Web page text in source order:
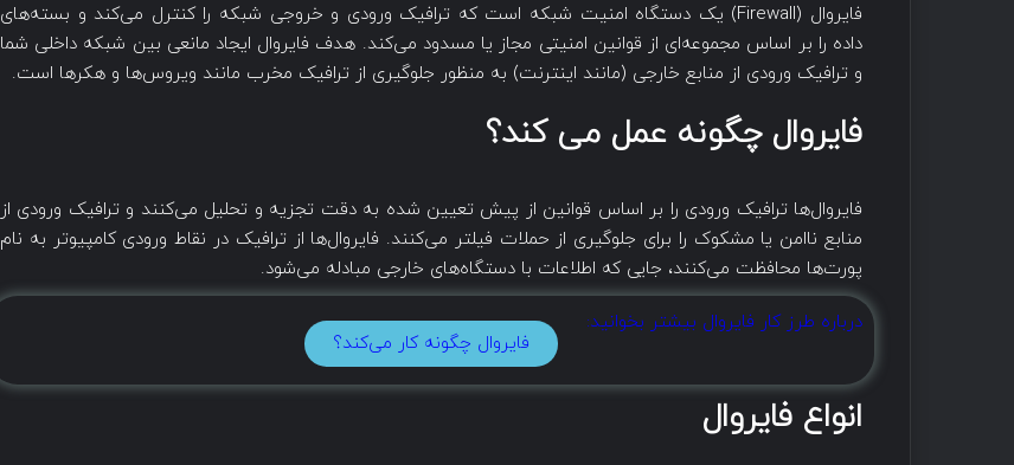
فایروال (Firewall) یک دستگاه امنیت شبکه است که ترافیک ورودی و خروجی شبکه را کنترل می‌کند و بسته‌های
داده را بر اساس مجموعه‌ای از قوانین امنیتی مجاز یا مسدود می‌کند. هدف فایروال ایجاد مانعی بین شبکه داخلی شما
و ترافیک ورودی از منابع خارجی (مانند اینترنت) به منظور جلوگیری از ترافیک مخرب مانند ویروس‌ها و هکرها است.
فایروال چگونه عمل می کند؟
فایروال‌ها ترافیک ورودی را بر اساس قوانین از پیش تعیین شده به دقت تجزیه و تحلیل می‌کنند و ترافیک ورودی از
منابع ناامن یا مشکوک را برای جلوگیری از حملات فیلتر می‌کنند. فایروال‌ها از ترافیک در نقاط ورودی کامپیوتر به نام
پورت‌ها محافظت می‌کنند، جایی که اطلاعات با دستگاه‌های خارجی مبادله می‌شود.
درباره طرز کار فایروال بیشتر بخوانید:
فایروال چگونه کار می‌کند؟
انواع فایروال